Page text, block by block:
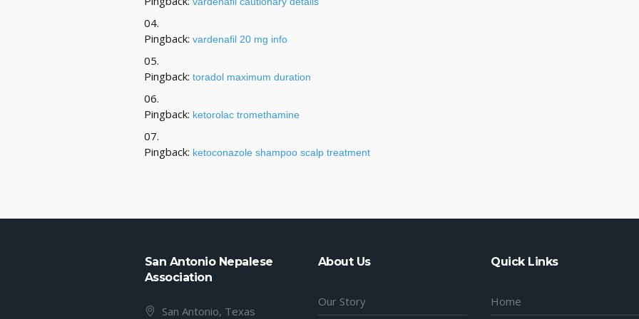
Pingback: vardenafil 20 mg info
Pingback: toradol maximum duration
Pingback: ketorolac tromethamine
Pingback: ketoconazole shampoo scalp treatment
San Antonio Nepalese
Association
San Antonio, Texas
About Us
Our Story
Quick Links
Home